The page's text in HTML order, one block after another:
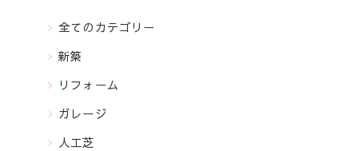
全てのカテゴリー
新築
リフォーム
ガレージ
人工芝